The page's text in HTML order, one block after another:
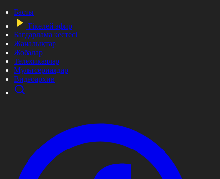
Басты
Тікелей эфир
Бағдарлама кестесі
Жаңалықтар
Жобалар
Телехикаялар
Мультсериалдар
Видеоархив